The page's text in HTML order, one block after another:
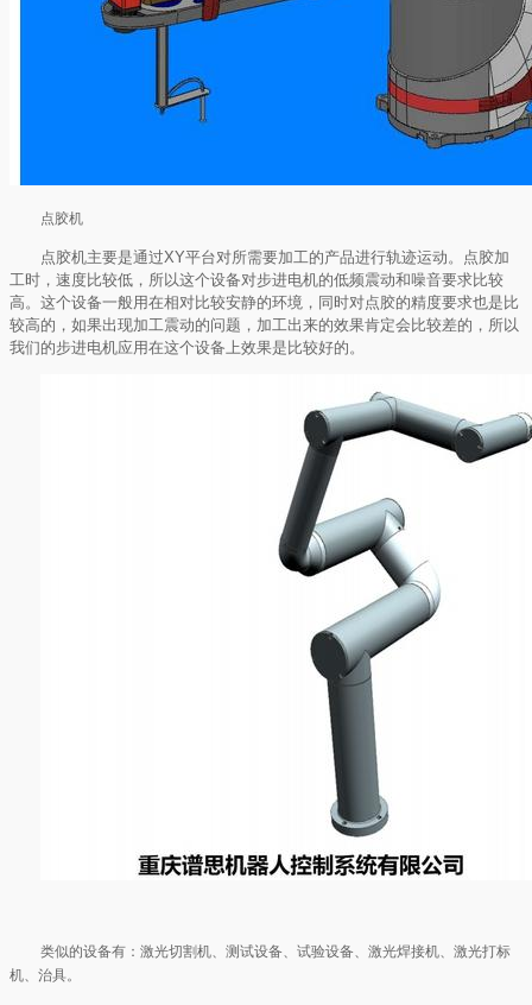
点胶机
点胶机主要是通过XY平台对所需要加工的产品进行轨迹运动。点胶加
工时，速度比较低，所以这个设备对步进电机的低频震动和噪音要求比较
高。这个设备一般用在相对比较安静的环境，同时对点胶的精度要求也是比
较高的，如果出现加工震动的问题，加工出来的效果肯定会比较差的，所以
我们的步进电机应用在这个设备上效果是比较好的。
类似的设备有：激光切割机、测试设备、试验设备、激光焊接机、激光打标
机、治具。